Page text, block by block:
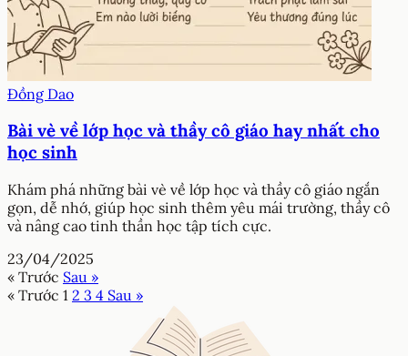
Đồng Dao
Bài vè về lớp học và thầy cô giáo hay nhất cho
học sinh
Khám phá những bài vè về lớp học và thầy cô giáo ngắn
gọn, dễ nhớ, giúp học sinh thêm yêu mái trường, thầy cô
và nâng cao tinh thần học tập tích cực.
23/04/2025
« Trước Sau »
« Trước 1 2 3 4 Sau »